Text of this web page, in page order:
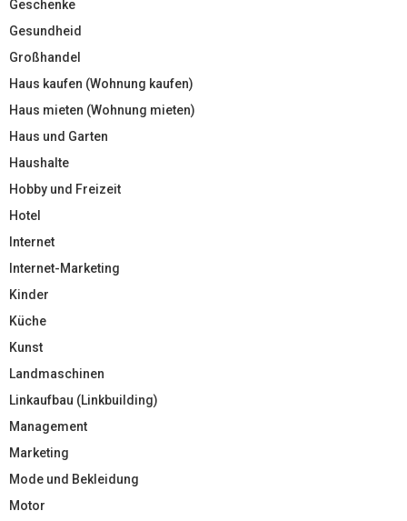
Geschenke
Gesundheid
Großhandel
Haus kaufen (Wohnung kaufen)
Haus mieten (Wohnung mieten)
Haus und Garten
Haushalte
Hobby und Freizeit
Hotel
Internet
Internet-Marketing
Kinder
Küche
Kunst
Landmaschinen
Linkaufbau (Linkbuilding)
Management
Marketing
Mode und Bekleidung
Motor